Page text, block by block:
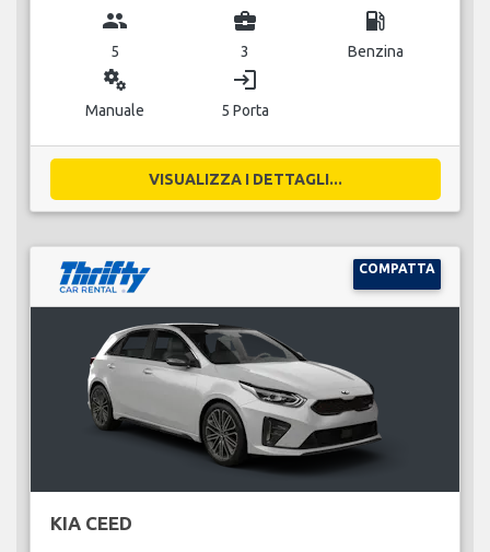
group
5
business_center
3
local_gas_station
Benzina
miscellaneous_services
Manuale
login
5 Porta
VISUALIZZA I DETTAGLI...
COMPATTA
KIA CEED